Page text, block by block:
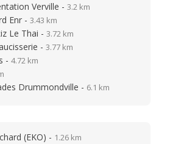
Verville - 3.2 km
Enr - 3.43 km
Le Thai - 3.72 km
- 3.77 km
- 4.72 km
Drummondville - 6.1 km
(EKO) - 1.26 km